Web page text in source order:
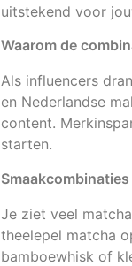
uitstekend voor
Waarom de
Als influencers
en Nederlandse
content.
starten.
Je ziet veel
theelepel matcha
bamboewhisk of